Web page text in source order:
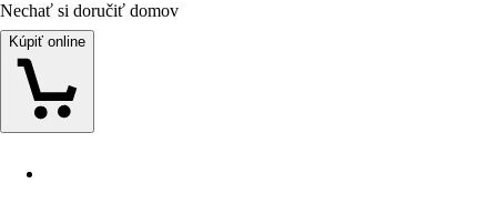
Nechať si doručiť domov
Kúpiť online